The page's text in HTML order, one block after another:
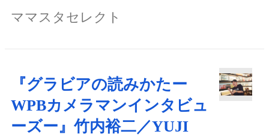
ママスタセレクト
『グラビアの読みかたー
WPBカメラマンインタビュ
ーズー』竹内裕二／YUJI